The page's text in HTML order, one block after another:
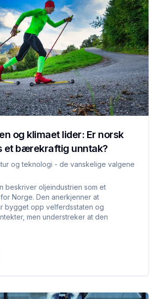
og klimaet lider: Er norsk
et bærekraftig unntak?
og teknologi - de vanskelige valgene
beskriver oljeindustrien som et
Norge. Den anerkjenner at
bygget opp velferdsstaten og
men understreker at den